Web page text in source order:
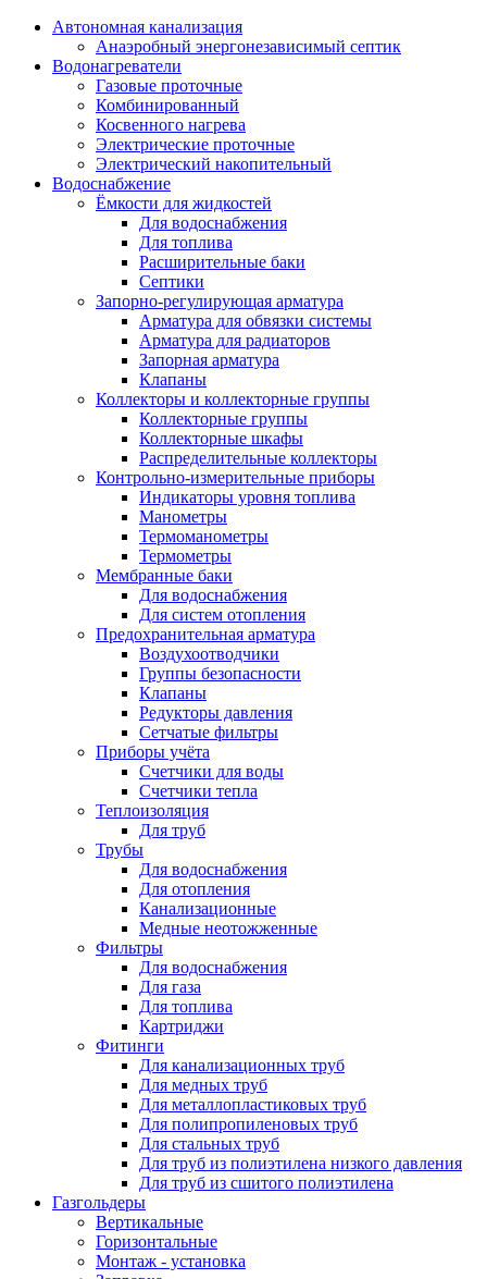
Автономная канализация
Анаэробный энергонезависимый септик
Водонагреватели
Газовые проточные
Комбинированный
Косвенного нагрева
Электрические проточные
Электрический накопительный
Водоснабжение
Ёмкости для жидкостей
Для водоснабжения
Для топлива
Расширительные баки
Септики
Запорно-регулирующая арматура
Арматура для обвязки системы
Арматура для радиаторов
Запорная арматура
Клапаны
Коллекторы и коллекторные группы
Коллекторные группы
Коллекторные шкафы
Распределительные коллекторы
Контрольно-измерительные приборы
Индикаторы уровня топлива
Манометры
Термоманометры
Термометры
Мембранные баки
Для водоснабжения
Для систем отопления
Предохранительная арматура
Воздухоотводчики
Группы безопасности
Клапаны
Редукторы давления
Сетчатые фильтры
Приборы учёта
Счетчики для воды
Счетчики тепла
Теплоизоляция
Для труб
Трубы
Для водоснабжения
Для отопления
Канализационные
Медные неотожженные
Фильтры
Для водоснабжения
Для газа
Для топлива
Картриджи
Фитинги
Для канализационных труб
Для медных труб
Для металлопластиковых труб
Для полипропиленовых труб
Для стальных труб
Для труб из полиэтилена низкого давления
Для труб из сшитого полиэтилена
Газгольдеры
Вертикальные
Горизонтальные
Монтаж - установка